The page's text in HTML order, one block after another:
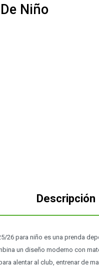
Niño
Descripción
26 para niño es una prenda
un diseño moderno con
alentar al club, entrenar de